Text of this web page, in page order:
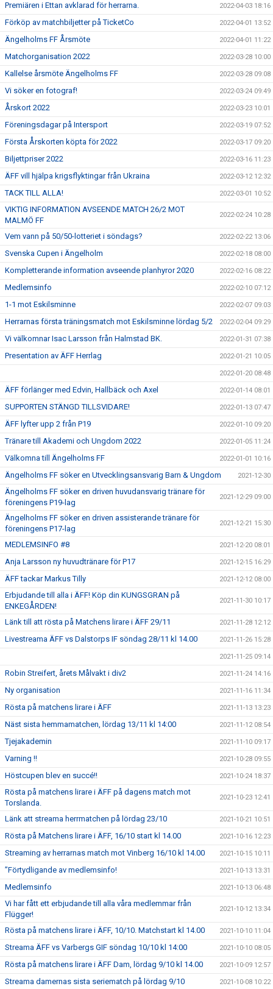
Premiären i Ettan avklarad för herrarna. 2022-04-03 18:16
Förköp av matchbiljetter på TicketCo 2022-04-01 13:52
Ängelholms FF Årsmöte 2022-04-01 11:22
Matchorganisation 2022 2022-03-28 10:00
Kallelse årsmöte Ängelholms FF 2022-03-28 09:08
Vi söker en fotograf! 2022-03-24 09:49
Årskort 2022 2022-03-23 10:01
Föreningsdagar på Intersport 2022-03-19 07:52
Första Årskorten köpta för 2022 2022-03-17 09:20
Biljettpriser 2022 2022-03-16 11:23
ÄFF vill hjälpa krigsflyktingar från Ukraina 2022-03-12 12:32
TACK TILL ALLA! 2022-03-01 10:52
VIKTIG INFORMATION AVSEENDE MATCH 26/2 MOT
MALMÖ FF
2022-02-24 10:28
Vem vann på 50/50-lotteriet i söndags? 2022-02-22 13:06
Svenska Cupen i Ängelholm 2022-02-18 08:00
Kompletterande information avseende planhyror 2020 2022-02-16 08:22
Medlemsinfo 2022-02-10 07:12
1-1 mot Eskilsminne 2022-02-07 09:03
Herrarnas första träningsmatch mot Eskilsminne lördag 5/2 2022-02-04 09:29
Vi välkomnar Isac Larsson från Halmstad BK. 2022-01-31 07:38
Presentation av ÄFF Herrlag 2022-01-21 10:05
2022-01-20 08:48
ÄFF förlänger med Edvin, Hallbäck och Axel 2022-01-14 08:01
SUPPORTEN STÄNGD TILLSVIDARE! 2022-01-13 07:47
ÄFF lyfter upp 2 från P19 2022-01-10 09:20
Tränare till Akademi och Ungdom 2022 2022-01-05 11:24
Välkomna till Ängelholms FF 2022-01-01 10:16
Ängelholms FF söker en Utvecklingsansvarig Barn & Ungdom 2021-12-30
Ängelholms FF söker en driven huvudansvarig tränare för
föreningens P19-lag
2021-12-29 09:00
Ängelholms FF söker en driven assisterande tränare för
föreningens P17-lag
2021-12-21 15:30
MEDLEMSINFO #8 2021-12-20 08:01
Anja Larsson ny huvudtränare för P17 2021-12-15 16:29
ÄFF tackar Markus Tilly 2021-12-12 08:00
Erbjudande till alla i ÄFF! Köp din KUNGSGRAN på
ENKEGÅRDEN!
2021-11-30 10:17
Länk till att rösta på Matchens lirare i ÄFF 29/11 2021-11-28 12:12
Livestreama ÄFF vs Dalstorps IF söndag 28/11 kl 14.00 2021-11-26 15:28
2021-11-25 09:14
Robin Streifert, årets Målvakt i div2 2021-11-24 14:16
Ny organisation 2021-11-16 11:34
Rösta på matchens lirare i ÄFF 2021-11-13 13:23
Näst sista hemmamatchen, lördag 13/11 kl 14:00 2021-11-12 08:54
Tjejakademin 2021-11-10 09:17
Varning !! 2021-10-28 09:55
Höstcupen blev en succé!! 2021-10-24 18:37
Rösta på matchens lirare i ÄFF på dagens match mot
Torslanda.
2021-10-23 12:41
Länk att streama herrmatchen på lördag 23/10 2021-10-21 10:51
Rösta på Matchens lirare i ÄFF, 16/10 start kl 14.00 2021-10-16 12:23
Streaming av herrarnas match mot Vinberg 16/10 kl 14.00 2021-10-15 10:11
”Förtydligande av medlemsinfo! 2021-10-13 13:31
Medlemsinfo 2021-10-13 06:48
Vi har fått ett erbjudande till alla våra medlemmar från
Flügger!
2021-10-12 13:34
Rösta på matchens lirare i ÄFF, 10/10. Matchstart kl 14.00 2021-10-10 11:04
Streama ÄFF vs Varbergs GIF söndag 10/10 kl 14:00 2021-10-10 08:05
Rösta på matchens lirare i ÄFF Dam, lördag 9/10 kl 14.00 2021-10-09 12:57
Streama damernas sista seriematch på lördag 9/10 2021-10-08 10:22